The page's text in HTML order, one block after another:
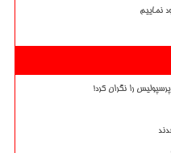
نماییم
را نگران کرد!